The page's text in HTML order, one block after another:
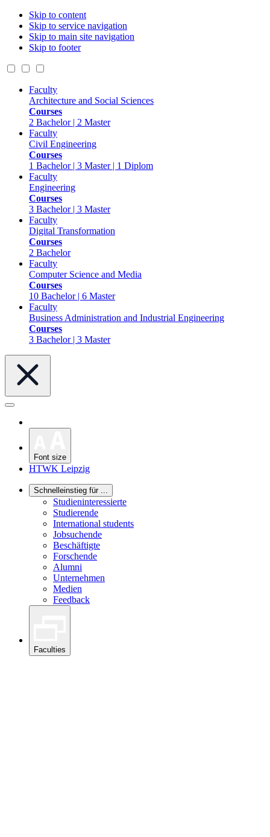
Skip to content
Skip to service navigation
Skip to main site navigation
Skip to footer
Faculty
Architecture and Social Sciences
Courses
2 Bachelor | 2 Master
Faculty
Civil Engineering
Courses
1 Bachelor | 3 Master | 1 Diplom
Faculty
Engineering
Courses
3 Bachelor | 3 Master
Faculty
Digital Transformation
Courses
2 Bachelor
Faculty
Computer Science and Media
Courses
10 Bachelor | 6 Master
Faculty
Business Administration and Industrial Engineering
Courses
3 Bachelor | 3 Master
Font size
HTWK Leipzig
Schnelleinstieg für ...
Studieninteressierte
Studierende
International students
Jobsuchende
Beschäftigte
Forschende
Alumni
Unternehmen
Medien
Feedback
Faculties